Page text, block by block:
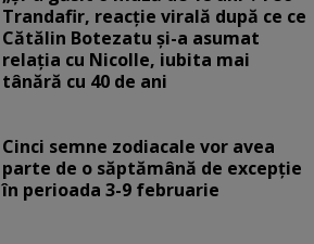
Trandafir, reacție virală după ce ce
Cătălin Botezatu și-a asumat
relația cu Nicolle, iubita mai
tânără cu 40 de ani
Cinci semne zodiacale vor avea
parte de o săptămână de excepție
în perioada 3-9 februarie